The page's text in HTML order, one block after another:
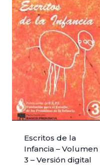
Escritos de la
Infancia – Volumen
3 – Versión digital